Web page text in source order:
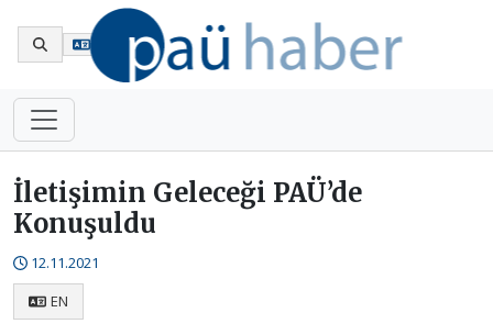
İletişimin Geleceği PAÜ’de
Konuşuldu
12.11.2021
EN